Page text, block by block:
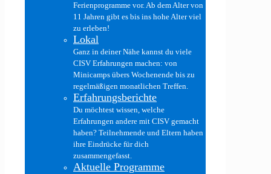
Ferienprogramme vor. Ab dem Alter von
11 Jahren gibt es bis ins hohe Alter viel
zu erleben!
Lokal
Ganz in deiner Nähe kannst du viele
CISV Erfahrungen machen: von
Minicamps übers Wochenende bis zu
regelmäßigen monatlichen Treffen.
Erfahrungsberichte
Du möchtest wissen, welche
Erfahrungen andere mit CISV gemacht
haben? Teilnehmende und Eltern haben
ihre Eindrücke für dich
zusammengefasst.
Aktuelle Programme